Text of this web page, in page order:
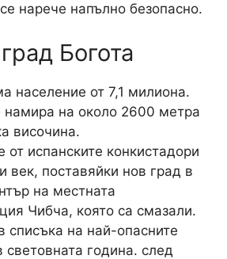
нарече напълно безопасно.
Богота
население от 7,1 милиона.
намира на около 2600 метра
височина.
от испанските конкистадори
век, поставяйки нов град в
на местната
Чибча, която са смазали.
списъка на най-опасните
световната година. след